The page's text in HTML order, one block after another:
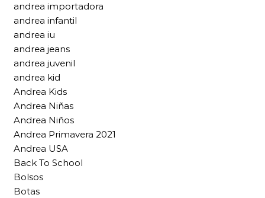
andrea importadora
andrea infantil
andrea iu
andrea jeans
andrea juvenil
andrea kid
Andrea Kids
Andrea Niñas
Andrea Niños
Andrea Primavera 2021
Andrea USA
Back To School
Bolsos
Botas